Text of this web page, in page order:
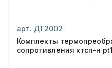
арт. ДТ2002
Комплекты
сопротивления ктсп-н